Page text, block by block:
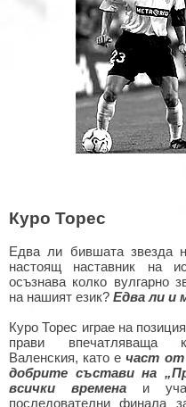
Куро Торес
Едва ли бившата звезда
настоящ наставник на
осъзнава колко вулгарно
на нашият език? Едва ли и
Куро Торес играе на
прави впечатляваща
Валенския, като ечаст от
добрите състави на
всички времена и
последователни финала